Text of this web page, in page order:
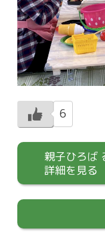
6
親子ひろば
詳細を見る